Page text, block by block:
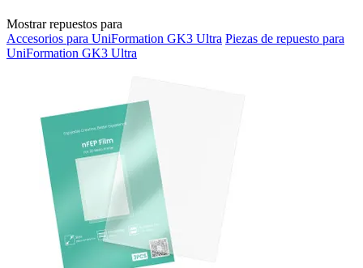
Mostrar repuestos para
Accesorios para UniFormation GK3 Ultra Piezas de repuesto para
UniFormation GK3 Ultra